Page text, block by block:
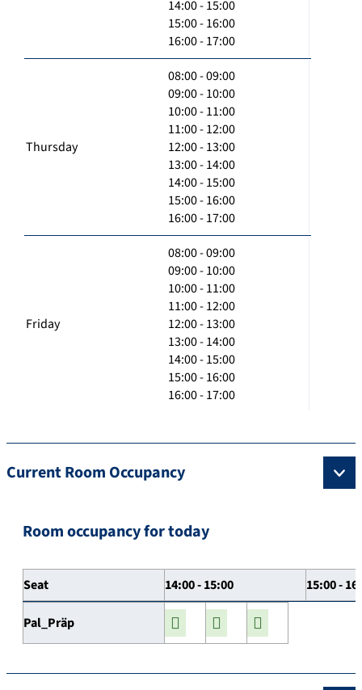
14:00 - 15:00
15:00 - 16:00
16:00 - 17:00
Thursday
08:00 - 09:00
09:00 - 10:00
10:00 - 11:00
11:00 - 12:00
12:00 - 13:00
13:00 - 14:00
14:00 - 15:00
15:00 - 16:00
16:00 - 17:00
Friday
08:00 - 09:00
09:00 - 10:00
10:00 - 11:00
11:00 - 12:00
12:00 - 13:00
13:00 - 14:00
14:00 - 15:00
15:00 - 16:00
16:00 - 17:00
Current Room Occupancy
Room occupancy for today
Seat 14:00 - 15:00 15:00 -
Pal_Präp